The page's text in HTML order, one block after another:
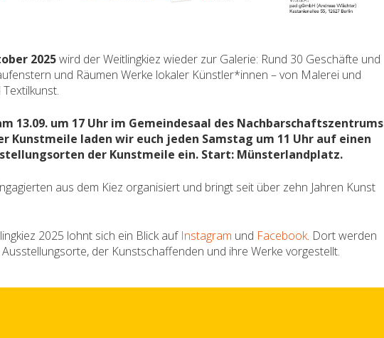
2025wird der Weitlingkiez wieder zur Galerie: Rund 30 Geschäfte und
und Räumen Werke lokaler Künstler*innen – von Malerei und
13.09. um 17 Uhr im Gemeindesaal des Nachbarschaftszentrums
Kunstmeile laden wir euch jeden Samstag um 11 Uhr auf einen
der Kunstmeile ein. Start: Münsterlandplatz.
aus dem Kiez organisiert und bringt seit über zehn Jahren Kunst
2025 lohnt sich ein Blick auf Instagram und Facebook. Dort werden
der Kunstschaffenden und ihre Werke vorgestellt.